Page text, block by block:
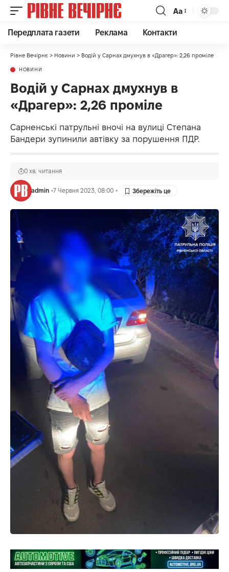
Аа
Передплата газети Реклама Контакти
Рівне Вечірнє > Новини > Водій у Сарнах дмухнув в «Драгер»: 2,26 проміле
НОВИНИ
Водій у Сарнах дмухнув в
«Драгер»: 2,26 проміле
Сарненські патрульні вночі на вулиці Степана
Бандери зупинили автівку за порушення ПДР.
admin 7 Червня 2023, 08:00
0 хв. читання